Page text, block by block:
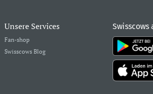
Unsere Services
Fan-shop
Swisscows Blog
Swisscows